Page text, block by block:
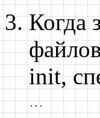
Когда
init,
...